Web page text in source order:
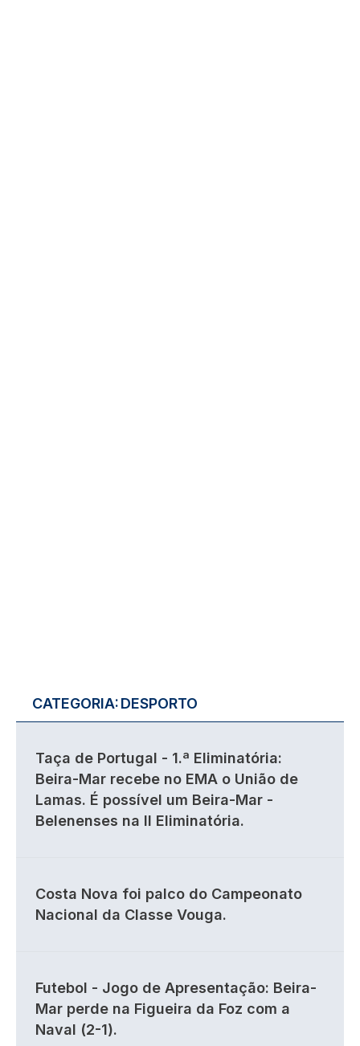
CATEGORIA:DESPORTO
Taça de Portugal - 1.ª Eliminatória:
Beira-Mar recebe no EMA o União de
Lamas. É possível um Beira-Mar -
Belenenses na II Eliminatória.
Costa Nova foi palco do Campeonato
Nacional da Classe Vouga.
Futebol - Jogo de Apresentação: Beira-
Mar perde na Figueira da Foz com a
Naval (2-1).